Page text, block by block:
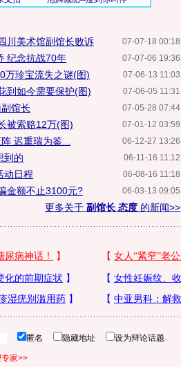
07-07-18 00:18
川美术馆副馆长败诉
07-07-06 19:36
纪念抗战70年
07-06-13 11:03
万珍宝流失之谜(图)
07-06-05 11:31
到如今需要保护(图)
07-05-28 07:44
馆长
07-01-12 03:59
被索赔12万(图)
06-12-27 13:26
迟重瑞为鉴...
06-11-16 11:12
到的
06-08-16 11:18
动日程
06-03-13 09:05
金额不止3100元?
更多关于 副馆长 态度 的新闻>>
匿名 隐藏地址 设为辩论话题
家>>